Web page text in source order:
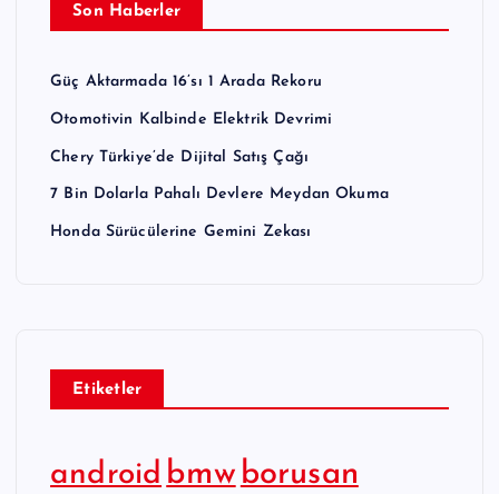
Son Haberler
Güç Aktarmada 16’sı 1 Arada Rekoru
Otomotivin Kalbinde Elektrik Devrimi
Chery Türkiye’de Dijital Satış Çağı
7 Bin Dolarla Pahalı Devlere Meydan Okuma
Honda Sürücülerine Gemini Zekası
Etiketler
android bmw borusan